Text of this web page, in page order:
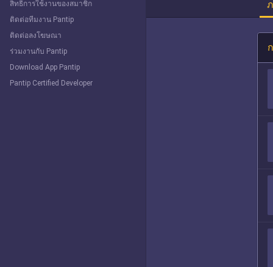
สิทธิ์การใช้งานของสมาชิก
ติดต่อทีมงาน Pantip
ติดต่อลงโฆษณา
ร่วมงานกับ Pantip
Download App Pantip
Pantip Certified Developer